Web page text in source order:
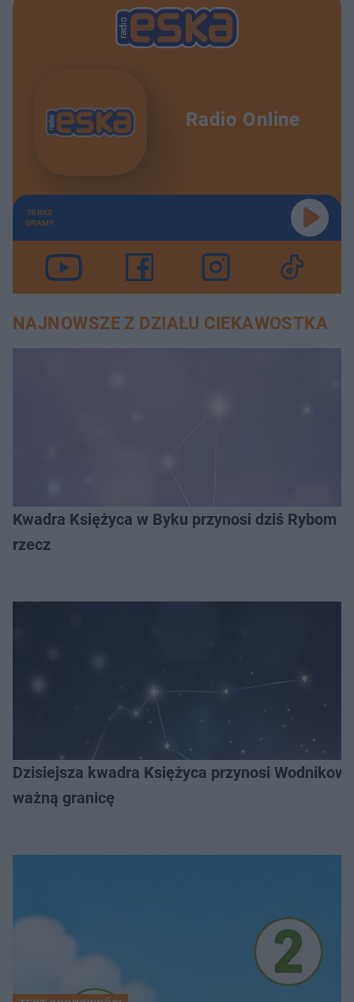
Radio Online
TERAZ
GRAMY
NAJNOWSZE Z DZIAŁU CIEKAWOSTKA
Kwadra Księżyca w Byku przynosi dziś Rybom
rzecz
Dzisiejsza kwadra Księżyca przynosi
ważną granicę